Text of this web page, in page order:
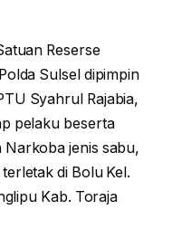
Reserse
Sulsel dipimpin
Syahrul Rajabia,
pelaku beserta
jenis sabu,
di Bolu Kel.
Kab. Toraja